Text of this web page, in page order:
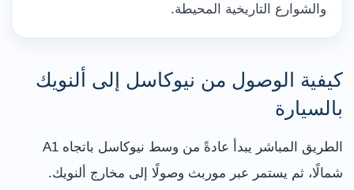
والشوارع التاريخية المحيطة.
كيفية الوصول من نيوكاسل إلى ألنويك
بالسيارة
الطريق المباشر يبدأ عادةً من وسط نيوكاسل باتجاه A1
شمالًا، ثم يستمر عبر موربث وصولًا إلى مخارج ألنويك.